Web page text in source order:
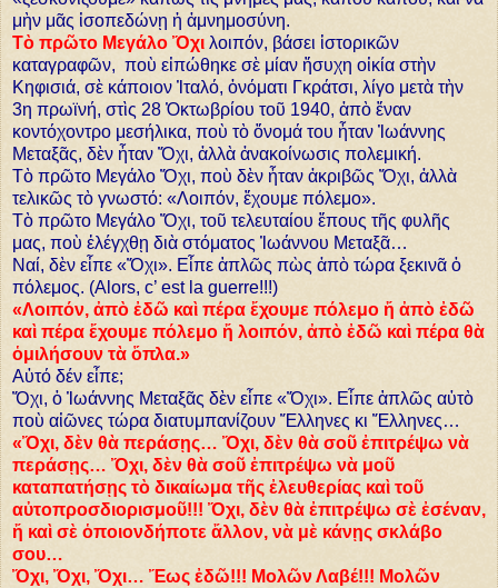
μὴν μᾶς ἰσοπεδώνῃ ἡ ἀμνημοσύνη.
Τὸ πρῶτο Μεγάλο Ὄχι λοιπόν, βάσει ἱστορικῶν
καταγραφῶν, ποὺ εἰπώθηκε σὲ μίαν ἥσυχη οἰκία στὴν
Κηφισιά, σὲ κάποιον Ἰταλό, ὀνόματι Γκράτσι, λίγο μετὰ τὴν
3η πρωϊνή, στὶς 28 Ὀκτωβρίου τοῦ 1940, ἀπὸ ἕναν
κοντόχοντρο μεσήλικα, ποὺ τὸ ὄνομά του ἦταν Ἰωάννης
Μεταξᾶς, δὲν ἦταν Ὄχι, ἀλλὰ ἀνακοίνωσις πολεμική.
Τὸ πρῶτο Μεγάλο Ὄχι, ποὺ δὲν ἦταν ἀκριβῶς Ὄχι, ἀλλὰ
τελικῶς τὸ γνωστό: «Λοιπόν, ἔχουμε πόλεμο».
Τὸ πρῶτο Μεγάλο Ὄχι, τοῦ τελευταίου ἔπους τῆς φυλῆς
μας, ποὺ ἐλέγχθῃ διὰ στόματος Ἰωάννου Μεταξᾶ…
Ναί, δὲν εἶπε «Ὄχι». Εἶπε ἁπλῶς πὼς ἀπὸ τώρα ξεκινᾶ ὁ
πόλεμος. (Alors, c’ est la guerre!!!)
«Λοιπόν, ἀπὸ ἐδῶ καὶ πέρα ἔχουμε πόλεμο ἤ ἀπὸ ἐδῶ
καὶ πέρα ἔχουμε πόλεμο ἤ λοιπόν, ἀπὸ ἐδῶ καὶ πέρα θὰ
ὁμιλήσουν τὰ ὅπλα.»
Αὐτό δέν εἶπε;
Ὄχι, ὁ Ἰωάννης Μεταξᾶς δὲν εἶπε «Ὄχι». Εἶπε ἁπλῶς αὐτὸ
ποὺ αἰῶνες τώρα διατυμπανίζουν Ἕλληνες κι Ἕλληνες…
«Ὄχι, δὲν θὰ περάσῃς… Ὄχι, δὲν θὰ σοῦ ἐπιτρέψω νὰ
περάσῃς… Ὄχι, δὲν θὰ σοῦ ἐπιτρέψω νὰ μοῦ
καταπατήσῃς τὸ δικαίωμα τῆς ἐλευθερίας καὶ τοῦ
αὐτοπροσδιορισμοῦ!!! Ὄχι, δὲν θὰ ἐπιτρέψω σὲ ἐσέναν,
ἤ καὶ σὲ ὁποιονδήποτε ἄλλον, νὰ μὲ κάνῃς σκλάβο
σου…
Ὄχι, Ὄχι, Ὄχι… Ἔως ἐδῶ!!! Μολῶν Λαβέ!!! Μολῶν